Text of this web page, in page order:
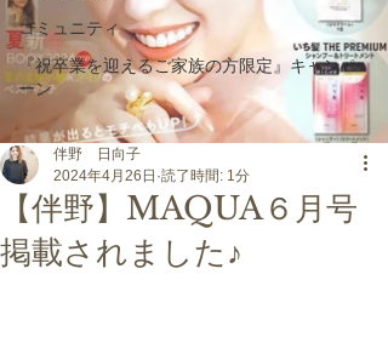
コミュニティ
『祝卒業を迎えるご家族の方限定』キャンペ
ーン
【伴野】MAQUA６月号
掲載されました♪
伴野 日向子
2024年4月26日 読了時間: 1分